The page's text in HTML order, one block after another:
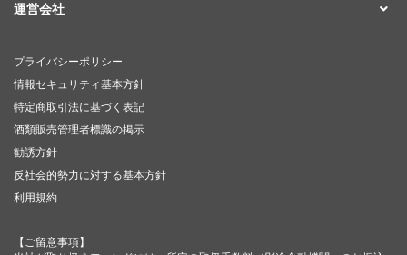
運営会社
プライバシーポリシー
情報セキュリティ基本方針
特定商取引法に基づく表記
酒類販売管理者標識の掲示
勧誘方針
反社会的勢力に対する基本方針
利用規約
【ご留意事項】